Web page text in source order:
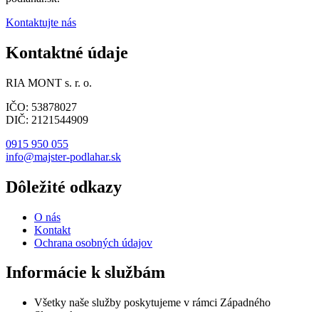
Kontaktujte nás
Kontaktné údaje
RIA MONT s. r. o.
IČO: 53878027
DIČ: 2121544909
0915 950 055
info@majster-podlahar.sk
Dôležité odkazy
O nás
Kontakt
Ochrana osobných údajov
Informácie k službám
Všetky naše služby poskytujeme v rámci Západného